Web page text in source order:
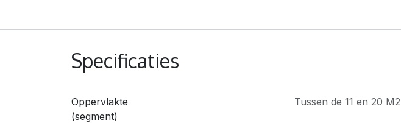
Specificaties
Oppervlakte
(segment)
Tussen de 11 en 20 M2